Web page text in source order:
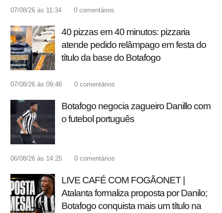
07/08/26 às 11:34 0 comentários
40 pizzas em 40 minutos: pizzaria
atende pedido relâmpago em festa do
título da base do Botafogo
07/08/26 às 09:46 0 comentários
Botafogo negocia zagueiro Danillo com
o futebol português
06/08/26 às 14:25 0 comentários
LIVE CAFÉ COM FOGÃONET |
Atalanta formaliza proposta por Danilo;
Botafogo conquista mais um título na